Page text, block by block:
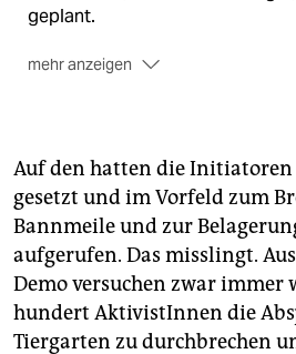
geplant.
mehr anzeigen
Neuverschuldung von 50
wäre die höchste
Auf den hatten die Initiatoren
gesetzt und im Vorfeld zum
Bannmeile und zur
aufgerufen. Das misslingt.
Demo versuchen zwar immer
hundert AktivistInnen die
Tiergarten zu durchbrechen